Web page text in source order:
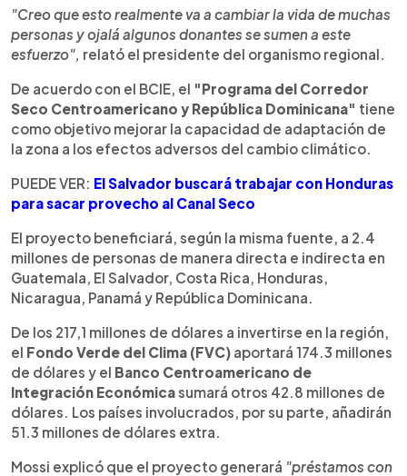
"Creo que esto realmente va a cambiar la vida de muchas
personas y ojalá algunos donantes se sumen a este
esfuerzo", relató el presidente del organismo regional.
De acuerdo con el BCIE, el "Programa del Corredor
Seco Centroamericano y República Dominicana" tiene
como objetivo mejorar la capacidad de adaptación de
la zona a los efectos adversos del cambio climático.
PUEDE VER: El Salvador buscará trabajar con Honduras
para sacar provecho al Canal Seco
El proyecto beneficiará, según la misma fuente, a 2.4
millones de personas de manera directa e indirecta en
Guatemala, El Salvador, Costa Rica, Honduras,
Nicaragua, Panamá y República Dominicana.
De los 217,1 millones de dólares a invertirse en la región,
el Fondo Verde del Clima (FVC) aportará 174.3 millones
de dólares y el Banco Centroamericano de
Integración Económicasumará otros 42.8 millones de
dólares. Los países involucrados, por su parte, añadirán
51.3 millones de dólares extra.
Mossi explicó que el proyecto generará "préstamos con